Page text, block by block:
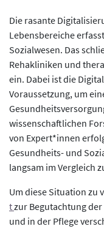
Die rasante
Lebensbereiche
Sozialwesen. Das
Rehakliniken und
ein. Dabei ist die
Voraussetzung, um
wissenschaftlichen
von Expert*innen
Gesundheits- und
langsam im Vergleich
Um diese Situation zu
tzur Begutachtung
und in der Pflege